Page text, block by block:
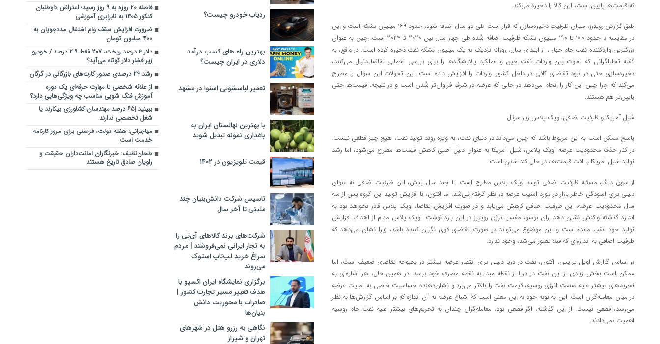
که قیمت‌ها پایین است، این کالا را ذخیره می‌کند.
طبق گزارش رویترز، میزان ظرفیت ذخیره‌سازی که قرار است طی دو سال اضافه شود، حدود ۱۶۹ میلیون بشکه است و این
در مقایسه با حدود ۱۸۰ تا ۱۹۰ میلیون بشکه ظرفیت اضافه شده طی چهار سال بین ۲۰۲۰ تا ۲۰۲۴ است. چین به عنوان
بزرگترین واردکننده نفت خام جهان، از ابتدای سال، روزانه نزدیک به یک میلیون بشکه نفت ذخیره کرده است. در واقع، به
گفته تحلیلگرانی که تفاوت بین واردات نفت چین و عملکرد پالایشگاه‌ها را برای بررسی اجمالی تقاضا دنبال می‌کنند،
ذخیره‌سازی حتی در نبود تقاضای کافی در داخل کشور، واردات را افزایش داده است. این تحولات این سوال را مطرح
می‌کند که چرا چین این کار را انجام می‌دهد در حالی که عرضه در شرف فراوان‌تر شدن است و در نتیجه، قیمت‌ها حتی
پایین‌تر هم هستند.
شیل آمریکا و ظرفیت اضافی اوپک پلاس زیر سؤال
پاسخ ممکن است به این مربوط باشد که چین می‌داند در دنیای نفت، به ویژه روند تولید نفت، هیچ چیز قطعی نیست.
در کنار حذف محدودیت عرضه اوپک پلاس، شیل آمریکا به عنوان دلیل اصلی کاهش قیمت‌ها مطرح می‌شود، اما رشد
تولید شیل آمریکا با افت قیمت‌ها، در حال کند شدن است.
از سوی دیگر، مسئله ظرفیت اضافی تولید اوپک پلاس مطرح است. تا چند سال پیش، این ظرفیت اضافی به عنوان
دلیلی برای آسودگی خاطر بازار در مورد امنیت عرضه در نظر گرفته می‌شد. اما اکنون، با افزایش تولید این گروه پس از سه
سال محدودیت عرضه، این ظرفیت اضافی کاهش می‌یابد و در صورت افزایش تقاضا، اوپک پلاس قادر نخواهد بود به
اندازه گذشته واکنش نشان دهد. ران بوسو، مفسر انرژی رویترز در این باره نوشت: اوپک پلاس مدام از اهداف افزایش
تولید خود عقب مانده است و این موضوع می‌تواند در صورت تقاضای قوی نگران کننده باشد، زیرا نشان می‌دهد که
ظرفیت اضافی به اندازه‌ای که قبلا تصور می‌شد، وجود ندارد.
بر اساس گزارش اویل پرایس، اکنون، نفت در دریا دلیلی برای انتظار عرضه بیشتر در بحبوحه تقاضای ضعیف است، اما
ممکن است بخش زیادی از این نفت در دریا از نقطه مبدا به نقطه مصرف خود برسد. در همین حال، هر اشاره‌ای به
تحریم‌های بیشتر علیه صنعت انرژی روسیه، قیمت نفت را بالاتر می‌برد و نشان‌دهنده حساسیت خاصی به امنیت عرضه
در میان معامله‌گران است. این به نوبه خود به این معنی است که اشباع عرضه به آن اندازه که بر اساس گزارش‌ها به نظر
می‌رسد، قطعی نیست. از این گذشته، اگر قطعی بود، معامله‌گران چندان به تحریم‌های بیشتر علیه نفت خام روسیه
اهمیت نمی‌دادند.
ردیاب خودرو چیست؟
بهترین راه های کسب درآمد
دلاری در ایران چیست؟
تعمیر لباسشویی اسنوا در مشهد
با بهترین نهالستان ایران به
باغداری نمونه تبدیل شوید
قیمت تلویزیون در ۱۴۰۲
تاسیس شرکت دانش‌بنیان چند
ملیتی تا آخر سال
شرکت‌های برند کالاهای آی‌تی را
به تجار ایرانی نمی‌فروشند | مردم
سراغ خرید لپ‌تاپ استوک
می‌روند
برگزاری نمایشگاه ایران اکسپو با
هدف تغییر مسیر تجارت کشور |
صادرات با محوریت دانش
بنیان‌ها
نگاهی به رزرو هتل در شهرهای
تهران و شیراز
فاصله ۲۰ روزه به ۹ روز رسید؛ اعتراض داوطلبان
کنکور ۱۴۰۵ به نابرابری آموزشی
ضرورت افزایش سقف وام اشتغال مددجویان به
۴۰۰ میلیون تومان
دلار ۴ درصد ریخت، ۲۰۷ فقط ۲.۹ درصد / خودرو
زیر فشار دلار کوتاه می‌آید؟
رشد ۲۴ درصدی صدور کارت‌های بازرگانی در گرگان
از علاقه شخصی تا مهارت حرفه‌ای یک دوره
آموزش فنگ شویی مناسب چه ویژگی‌هایی دارد؟
ببینید |۶۵ درصد مهندسان کشاورزی بیکارند یا
شغل تخصصی ندارند
مهاجرانی: هفته دولت، فرصتی برای مرور کارنامه
خدمت است
طحان‌نظیف: خبرنگاران امانت‌داران حقیقت و
راویان صادق تاریخ‌ هستند